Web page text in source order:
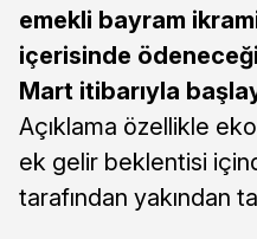
emekli bayram
içerisinde
Mart itibarıyla
Açıklama özellikle
ek gelir beklentisi
tarafından yakından